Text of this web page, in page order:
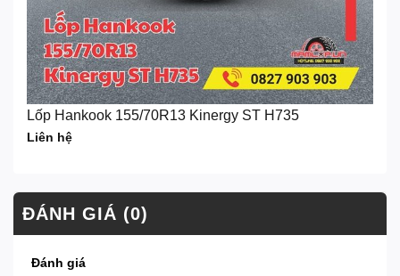
Lốp Hankook 155/70R13 Kinergy ST H735
Liên hệ
ĐÁNH GIÁ (0)
Đánh giá